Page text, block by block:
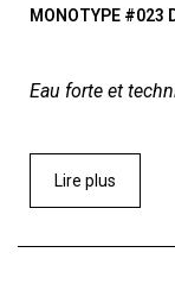
MONOTYPE #023
Eau forte et
Lire plus